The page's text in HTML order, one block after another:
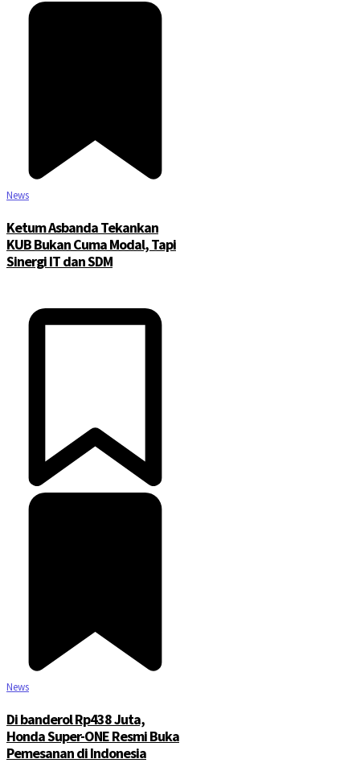
News
Ketum Asbanda Tekankan
KUB Bukan Cuma Modal, Tapi
Sinergi IT dan SDM
News
Di banderol Rp438 Juta,
Honda Super-ONE Resmi Buka
Pemesanan di Indonesia